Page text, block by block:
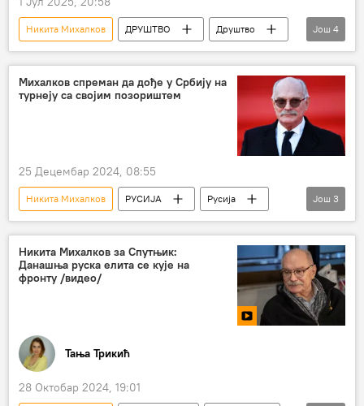
Никита Михалков ДРУШТВО
Друштво
Русија – друштво
Украјина
Миротворац
Кијев
Још 4
Михалков спреман да дође у Србију на
турнеју са својим позориштем
25 Децембар 2024, 08:55
Никита Михалков РУСИЈА
Русија
Русија – друштво
Култура Србија
Још 3
Никита Михалков за Спутњик:
Данашња руска елита се кује на
фронту /видео/
Тања Трикић
28 Октобар 2024, 19:01